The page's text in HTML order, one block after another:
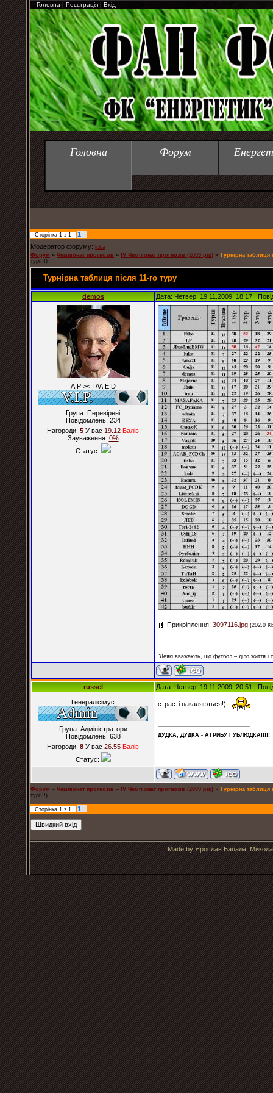
Головна | Реєстрація | Вхід
Головна Форум
Сторінка 1 з 1
1
Модератор форуму: luka
Форум » Чемпіонат прогнозів » IV Чемпіонат прогнозів (2009 рік) » Турнірна таблиця
турі!!!)
Турнірна таблиця після 11-го туру
demos Дата: Четвер, 19.11.2009, 18:17 |
А Р >< I /\/\ E D
Група: Перевірені
Повідомлень: 234
Нагороди: 5 У вас 19.12 Балiв
Зауваження: 0%
Статус:
Прикріплення: 3097116.jpg (202.0
"Деякі вважають, що футбол – діло життя
russel Дата: Четвер, 19.11.2009, 20:51 |
Генералісімус
Група: Адміністратори
Повідомлень: 638
Нагороди: 8 У вас 26.55 Балiв
Статус:
страсті накаляються!)
ДУДКА, ДУДКА - АТРИБУT УБЛЮДКА!!!!!
Форум » Чемпіонат прогнозів » IV Чемпіонат прогнозів (2009 рік) » Турнірна таблиця
турі!!!)
Сторінка 1 з 1 1
Made by Ярослав Бацала,